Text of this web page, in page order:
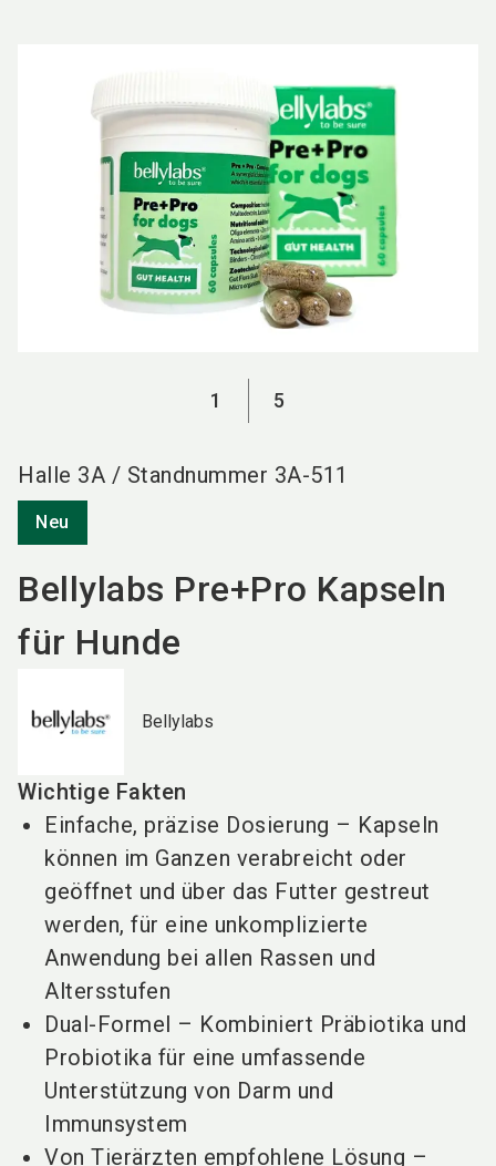
1 5
Halle 3A / Standnummer 3A-511
Neu
Bellylabs Pre+Pro Kapseln
für Hunde
Bellylabs
Wichtige Fakten
Einfache, präzise Dosierung – Kapseln
können im Ganzen verabreicht oder
geöffnet und über das Futter gestreut
werden, für eine unkomplizierte
Anwendung bei allen Rassen und
Altersstufen
Dual-Formel – Kombiniert Präbiotika und
Probiotika für eine umfassende
Unterstützung von Darm und
Immunsystem
Von Tierärzten empfohlene Lösung –